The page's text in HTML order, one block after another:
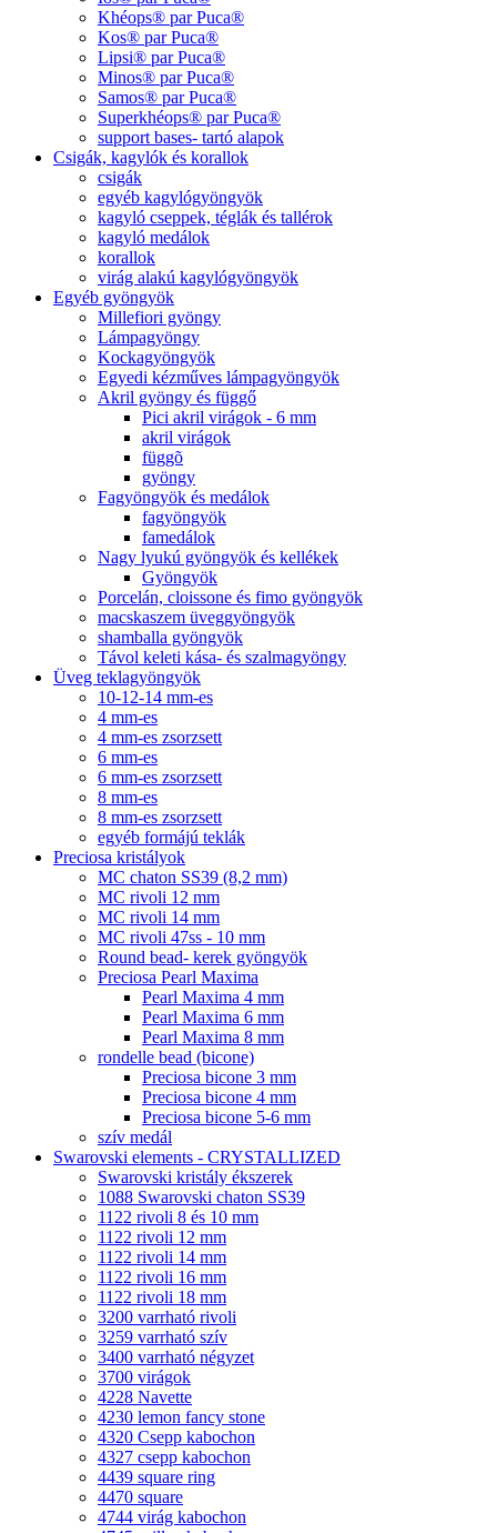
Khéops® par Puca®
Kos® par Puca®
Lipsi® par Puca®
Minos® par Puca®
Samos® par Puca®
Superkhéops® par Puca®
support bases- tartó alapok
Csigák, kagylók és korallok
csigák
egyéb kagylógyöngyök
kagyló cseppek, téglák és tallérok
kagyló medálok
korallok
virág alakú kagylógyöngyök
Egyéb gyöngyök
Millefiori gyöngy
Lámpagyöngy
Kockagyöngyök
Egyedi kézműves lámpagyöngyök
Akril gyöngy és függő
Pici akril virágok - 6 mm
akril virágok
függõ
gyöngy
Fagyöngyök és medálok
fagyöngyök
famedálok
Nagy lyukú gyöngyök és kellékek
Gyöngyök
Porcelán, cloissone és fimo gyöngyök
macskaszem üveggyöngyök
shamballa gyöngyök
Távol keleti kása- és szalmagyöngy
Üveg teklagyöngyök
10-12-14 mm-es
4 mm-es
4 mm-es zsorzsett
6 mm-es
6 mm-es zsorzsett
8 mm-es
8 mm-es zsorzsett
egyéb formájú teklák
Preciosa kristályok
MC chaton SS39 (8,2 mm)
MC rivoli 12 mm
MC rivoli 14 mm
MC rivoli 47ss - 10 mm
Round bead- kerek gyöngyök
Preciosa Pearl Maxima
Pearl Maxima 4 mm
Pearl Maxima 6 mm
Pearl Maxima 8 mm
rondelle bead (bicone)
Preciosa bicone 3 mm
Preciosa bicone 4 mm
Preciosa bicone 5-6 mm
szív medál
Swarovski elements - CRYSTALLIZED
Swarovski kristály ékszerek
1088 Swarovski chaton SS39
1122 rivoli 8 és 10 mm
1122 rivoli 12 mm
1122 rivoli 14 mm
1122 rivoli 16 mm
1122 rivoli 18 mm
3200 varrható rivoli
3259 varrható szív
3400 varrható négyzet
3700 virágok
4228 Navette
4230 lemon fancy stone
4320 Csepp kabochon
4327 csepp kabochon
4439 square ring
4470 square
4744 virág kabochon